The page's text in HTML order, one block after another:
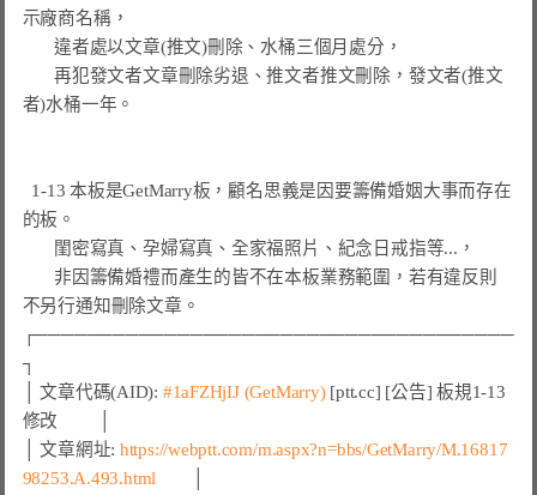
示廠商名稱，
       違者處以文章(推文)刪除、水桶三個月處分，
       再犯發文者文章刪除劣退、推文者推文刪除，發文者(推文
者)水桶一年。
的板。
不另行通知刪除文章。
┌─────────────────────────────────────
┐
│ 文章代碼(AID): #1aFZHjIJ (GetMarry) [ptt.cc] [公告] 板規1-13
修改         │
│ 文章網址: https://webptt.com/m.aspx?n=bbs/GetMarry/M.16817
98253.A.493.html